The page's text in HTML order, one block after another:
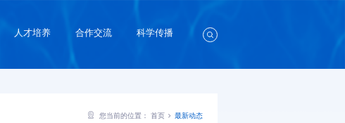
人才培养 合作交流 科学传播
您当前的位置： 首页 最新动态